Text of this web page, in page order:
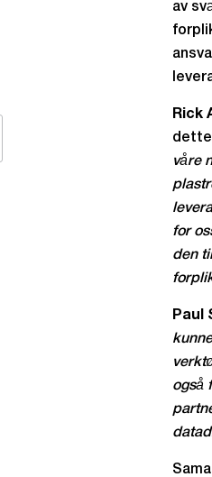
av
Rick
dette
våre
for
den
Paul
også